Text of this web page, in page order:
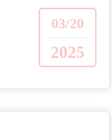
03/20
2025